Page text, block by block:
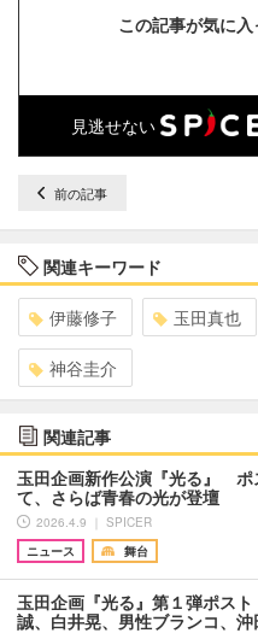
この記事が気に入
見逃せない
前の記事
関連キーワード
伊藤修子 玉田真也
神谷圭介
関連記事
玉田企画新作公演『光る』 ポ
て、さらば青春の光が登壇
2026.4.9 ｜ SPICER
ニュース
舞台
玉田企画『光る』第１弾ポス
誠、白井晃、男性ブランコ、